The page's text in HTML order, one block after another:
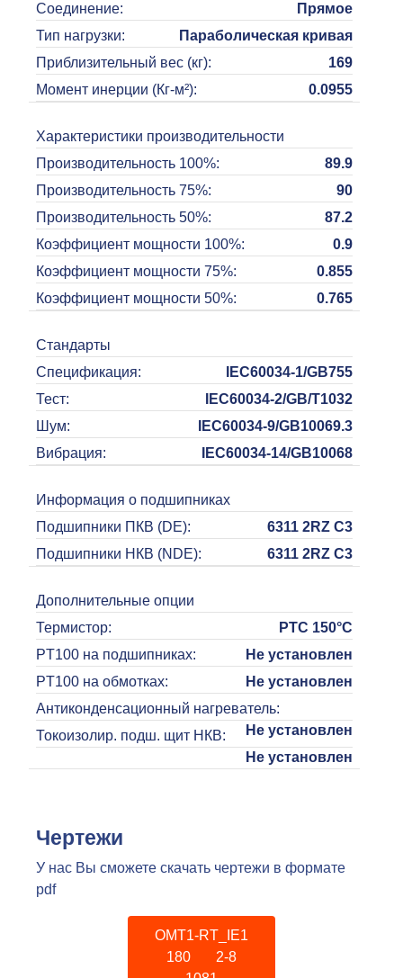
Соединение:
Прямое
Тип нагрузки:
Параболическая кривая
Приблизительный вес (кг):
169
Момент инерции (Кг-м²): 0.0955
Характеристики производительности
Производительность 100%:
89.9
Производительность 75%:
90
Производительность 50%:
87.2
Коэффициент мощности 100%:
0.9
Коэффициент мощности 75%:
0.855
Коэффициент мощности 50%: 0.765
Стандарты
Спецификация:
IEC60034-1/GB755
Тест:
IEC60034-2/GB/T1032
Шум:
IEC60034-9/GB10069.3
Вибрация: IEC60034-14/GB10068
Информация о подшипниках
Подшипники ПКВ (DE):
6311 2RZ C3
Подшипники НКВ (NDE): 6311 2RZ C3
Дополнительные опции
Термистор:
PTC 150°C
PT100 на подшипниках:
Не установлен
PT100 на обмотках:
Не установлен
Антиконденсационный нагреватель:
Не установлен
Токоизолир. подш. щит НКВ:
Не установлен
Чертежи
У нас Вы сможете скачать чертежи в формате
pdf
OMT1-RT_IE1
180 2-8